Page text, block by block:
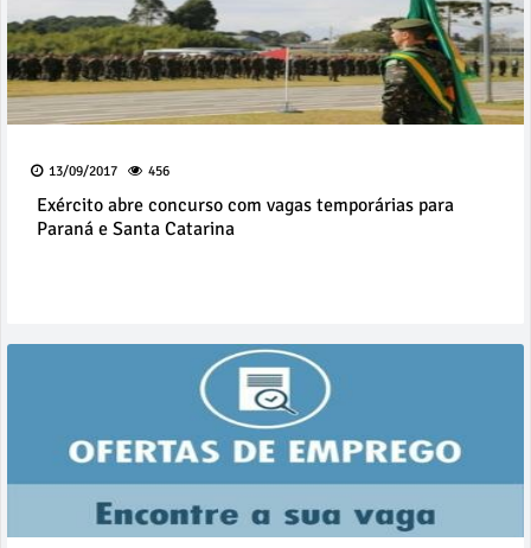
13/09/2017 456
Exército abre concurso com vagas temporárias para
Paraná e Santa Catarina